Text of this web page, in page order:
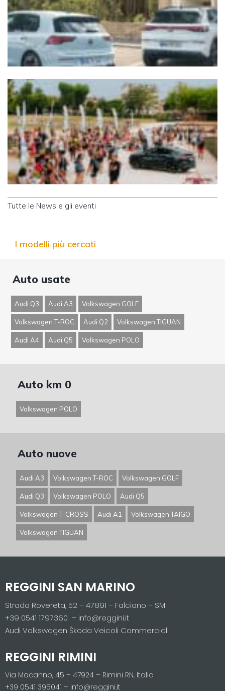
Tutte le News e gli eventi
I modelli più cercati
Auto usate
Audi Q3 Audi A3 Volkswagen GOLF
Volkswagen T-ROC Audi Q2 Volkswagen TIGUAN
Audi A4 Audi Q5 Volkswagen POLO
Auto km 0
Volkswagen POLO
Auto nuove
Audi A3 Volkswagen T-ROC Volkswagen GOLF
Audi Q3 Volkswagen POLO Audi Q5
Volkswagen T-CROSS Audi A1 Volkswagen TAIGO
Volkswagen TIGUAN
REGGINI SAN MARINO
Strada Rovereta, 52 – 47891 – Falciano – SM
+39 0541 1797360 – info@reggini.it
Audi Volkswagen Škoda Veicoli Commerciali
REGGINI RIMINI
Via Macanno, 45 – 47924 – Rimini RN, Italia
+39 0541 395041 – info@reggini.it